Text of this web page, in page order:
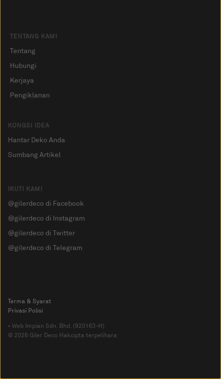
TENTANG KAMI
Tentang
Hubungi
Kerjaya
Pengiklanan
KONGSI IDEA
Hantar Deko Anda
Sumbang Artikel
IKUTI KAMI
@gilerdeco di Facebook
@gilerdeco di Instagram
@gilerdeco di Twitter
@gilerdeco di Telegram
© 2026 Giler Deco Hakcipta terpelihara
• Web Impian Sdn. Bhd. (920163-H)
Privasi Polisi
Terma & Syarat